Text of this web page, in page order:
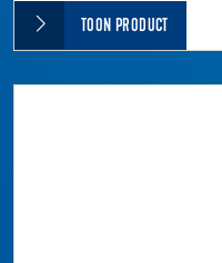
TOON PRODUCT